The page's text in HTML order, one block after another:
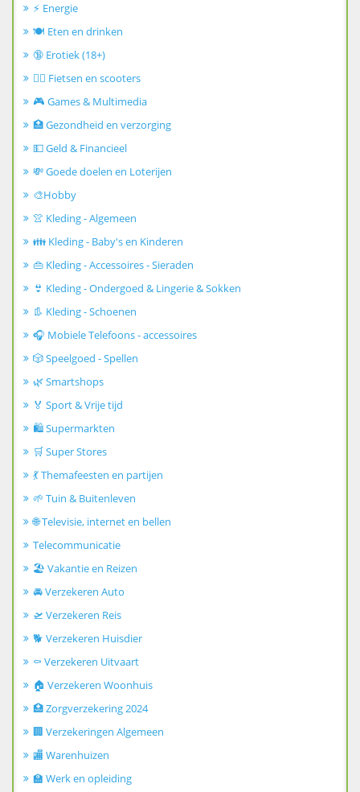
⚡ Energie
🍽️ Eten en drinken
🔞 Erotiek (18+)
🚴‍♂️ Fietsen en scooters
🎮 Games & Multimedia
🏥 Gezondheid en verzorging
💵 Geld & Financieel
💸 Goede doelen en Loterijen
🎨Hobby
👚 Kleding - Algemeen
👪 Kleding - Baby's en Kinderen
👜 Kleding - Accessoires - Sieraden
👙 Kleding - Ondergoed & Lingerie & Sokken
👢 Kleding - Schoenen
🎧 Mobiele Telefoons - accessoires
🎲 Speelgoed - Spellen
🌿 Smartshops
🏅 Sport & Vrije tijd
🛍️ Supermarkten
🛒 Super Stores
💃 Themafeesten en partijen
🌱 Tuin & Buitenleven
🌐 Televisie, internet en bellen
Telecommunicatie
🏖️ Vakantie en Reizen
🚘 Verzekeren Auto
🛫 Verzekeren Reis
🐕 Verzekeren Huisdier
⚰️ Verzekeren Uitvaart
🏠 Verzekeren Woonhuis
🏥 Zorgverzekering 2024
🏢 Verzekeringen Algemeen
🏬 Warenhuizen
🏫 Werk en opleiding